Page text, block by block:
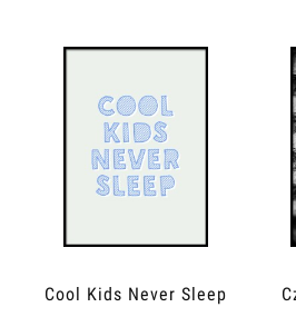
Cool Kids Never Sleep